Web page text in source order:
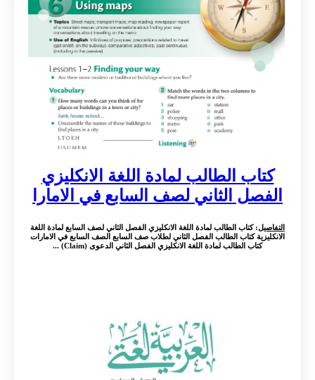
كتاب الطالب لمادة اللغة الانكليزي
الفصل الثاني لصف السابع في الامارا
التفاصيل: كتاب الطالب لمادة اللغة الانكليزي الفصل الثاني لصف السابع لمادة اللغة
الانكليزية كتاب الطالب الفصل الثاني لطلاب صف السابع الصف السابع في الامارات
كتاب الطالب لمادة اللغة الانكليزي الفصل الثاني الدعوى (Claim) ...